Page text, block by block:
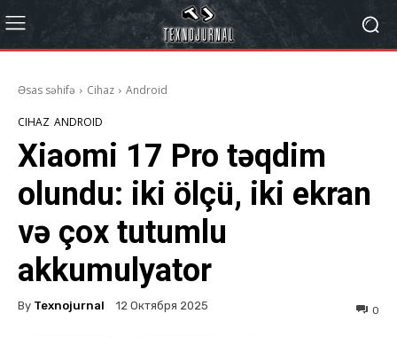
Əsas səhifə Cihaz Android
CIHAZ ANDROID
Xiaomi 17 Pro təqdim
olundu: iki ölçü, iki ekran
və çox tutumlu
akkumulyator
By Texnojurnal 12 Октября 2025 0